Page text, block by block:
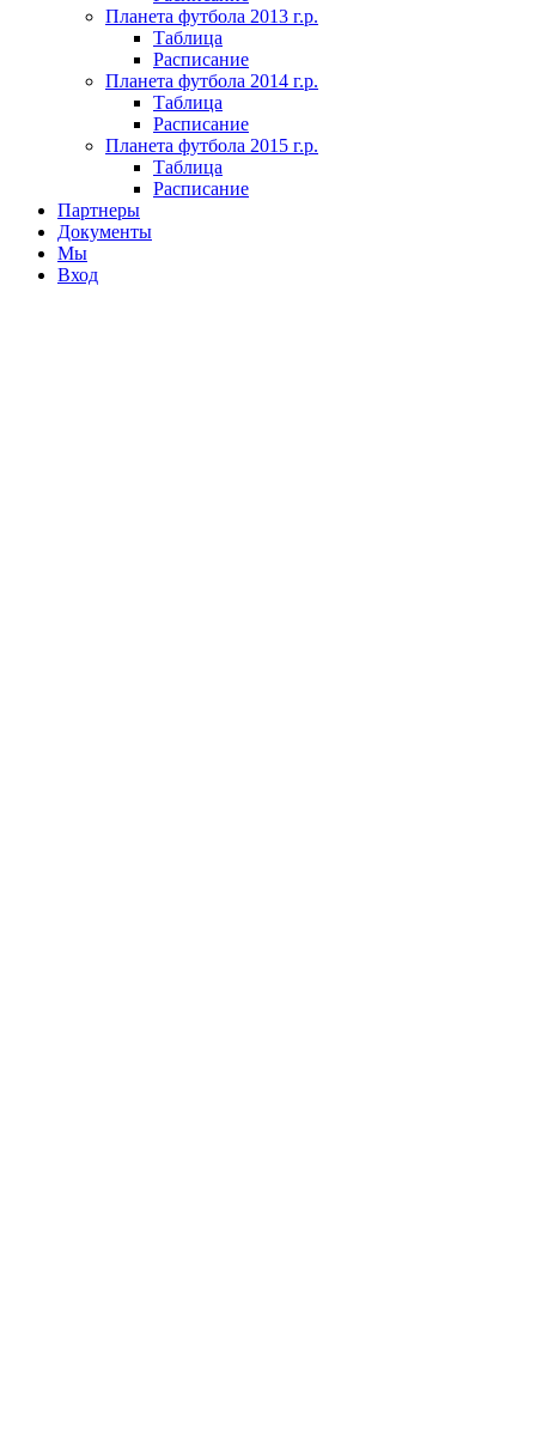
Планета футбола 2013 г.р.
Таблица
Расписание
Планета футбола 2014 г.р.
Таблица
Расписание
Планета футбола 2015 г.р.
Таблица
Расписание
Партнеры
Документы
Мы
Вход